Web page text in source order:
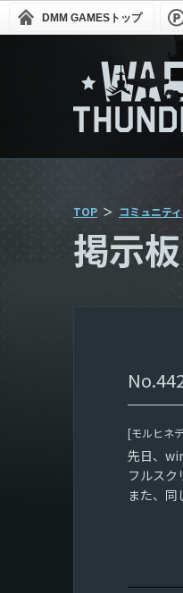
DMM GAMES トップ
TOP コミュニティ
掲示板
[モルヒネ
先日、
フルスク
また、同